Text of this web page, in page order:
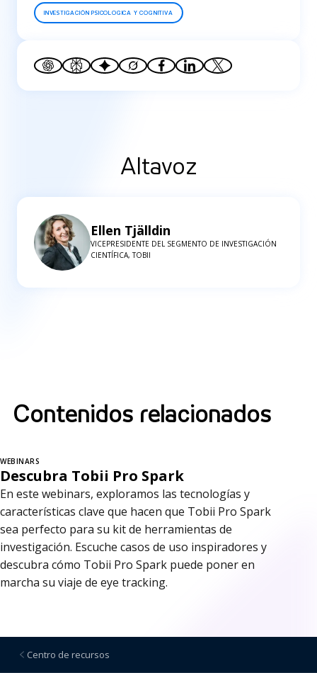
INVESTIGACIÓN PSICOLOGICA Y COGNITIVA
Altavoz
Ellen Tjälldin
VICEPRESIDENTE DEL SEGMENTO DE INVESTIGACIÓN
CIENTÍFICA, TOBII
Contenidos relacionados
WEBINARS
Descubra Tobii Pro Spark
En este webinars, exploramos las tecnologías y
características clave que hacen que Tobii Pro Spark
sea perfecto para su kit de herramientas de
investigación. Escuche casos de uso inspiradores y
descubra cómo Tobii Pro Spark puede poner en
marcha su viaje de eye tracking.
Centro de recursos